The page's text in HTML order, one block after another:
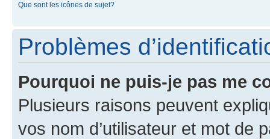
Que sont les icônes de sujet?
Problèmes
Pourquoi ne puis-je pas me
Plusieurs raisons peuvent
vos nom d’utilisateur et mot de